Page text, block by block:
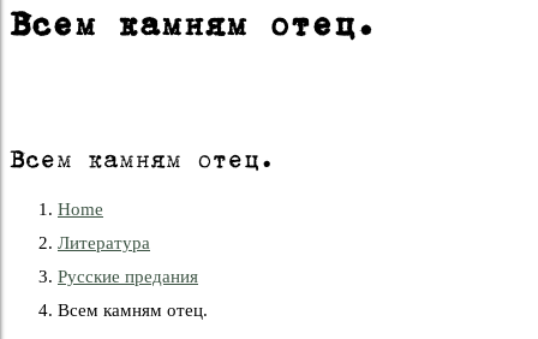
Всем камням отец.
Всем камням отец.
Home
Литература
Русские предания
Всем камням отец.